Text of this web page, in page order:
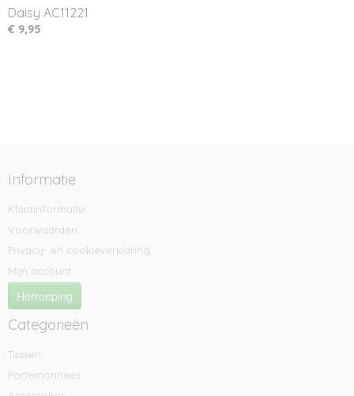
Daisy AC11221
€ 9,95
Informatie
Klantinformatie
Voorwaarden
Privacy- en cookieverklaring
Mijn account
Herroeping
Categorieën
Tassen
Portemonnees